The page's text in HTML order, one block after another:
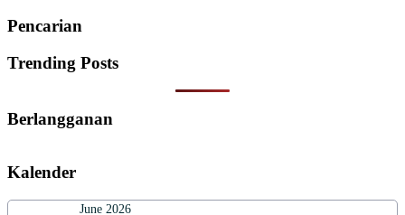
Pencarian
Trending Posts
Berlangganan
Kalender
June 2026